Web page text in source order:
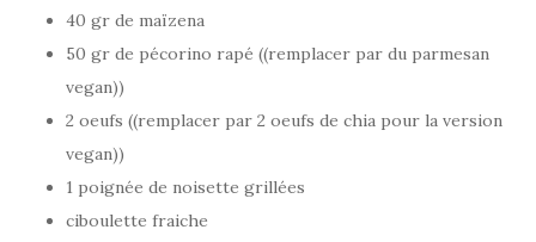
40 gr de maïzena
50 gr de pécorino rapé ((remplacer par du parmesan
vegan))
2 oeufs ((remplacer par 2 oeufs de chia pour la version
vegan))
1 poignée de noisette grillées
ciboulette fraiche